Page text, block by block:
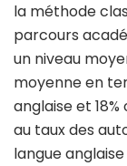
la méthode
parcours
un niveau
moyenne en
anglaise et
au taux des
langue